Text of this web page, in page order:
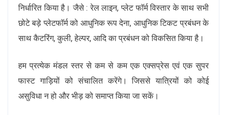
निर्धारित किया है। जैसे : रेल लाइन, प्लेट फॉर्म विस्तार के साथ सभी
छोटे बड़े प्लेटफॉर्म को आधुनिक रूप देना, आधुनिक टिकट प्रबंधन के
साथ कैटरिंग, कुली, हेल्पर, आदि का प्रबंधन को विकसित किया है।
हम प्रत्येक मंडल स्तर से कम से कम एक एक्सप्रेस एवं एक सुपर
फास्ट गाड़ियों को संचालित करेंगे। जिससे यात्रियों को कोई
असुविधा न हो और भीड़ को समाप्त किया जा सकें।